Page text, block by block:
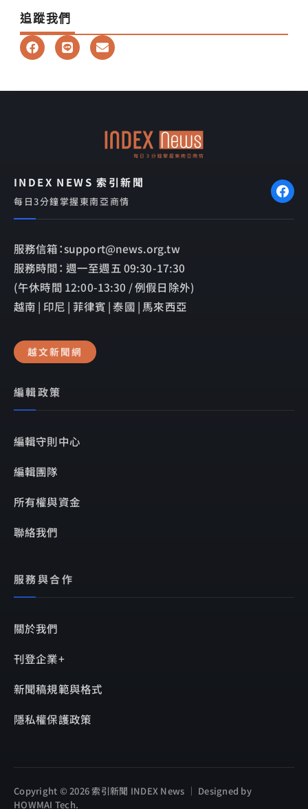
追蹤我們
F
a
b
L
i
E
n
l
INDEX NEWS 索引新聞
每日3分鐘掌握東南亞商情
服務信箱：support@news.org.tw
服務時間： 週一至週五 09:30-17:30
(午休時間 12:00-13:30 / 例假日除外)
越南 | 印尼 | 菲律賓 | 泰國 | 馬來西亞
越文新聞網
編輯政策
編輯守則中心
編輯團隊
所有權與資金
聯絡我們
服務與合作
關於我們
刊登企業+
新聞稿規範與格式
隱私權保護政策
Copyright © 2026 索引新聞 INDEX News ｜ Designed by
HOWMAI Tech.